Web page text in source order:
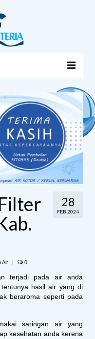
28
FEB 2024
Air | 0
terjadi pada air anda
hasil air yang di
beraroma seperti pada
saringan air yang
kesehatan anda kerena